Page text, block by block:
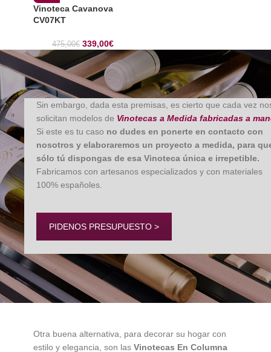
Vinoteca Cavanova
CV07KT
475,00€ 339,00€
Sin embargo, dada esta premisas, es cierto que cada vez
solicitan modelos de Vinotecas a Medida fabricadas a
Si este es tu caso no dudes en ponerte en contacto con
nosotros y elaboraremos un proyecto a medida, para
sólo tú dispongas de esa Vinoteca única e irrepetible.
Fabricamos con artesanos especializados y con materiales
100% españoles.
PIDENOS PRESUPUESTO >
Otra buena alternativa, para decorar su hogar con
estilo y elegancia, son las Vinotecas En Columna